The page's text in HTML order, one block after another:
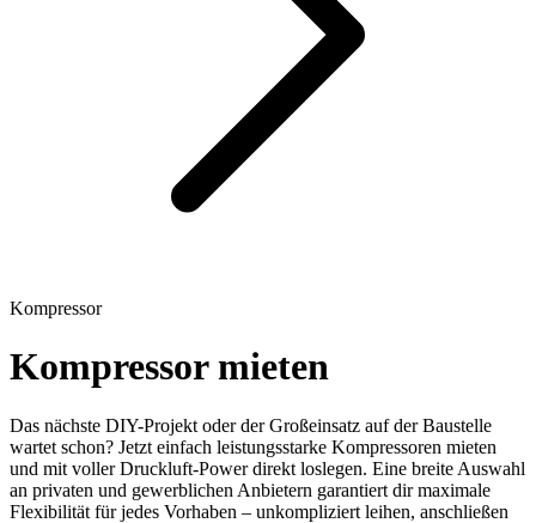
Kompressor
Kompressor mieten
Das nächste DIY-Projekt oder der Großeinsatz auf der Baustelle
wartet schon? Jetzt einfach leistungsstarke Kompressoren mieten
und mit voller Druckluft-Power direkt loslegen. Eine breite Auswahl
an privaten und gewerblichen Anbietern garantiert dir maximale
Flexibilität für jedes Vorhaben – unkompliziert leihen, anschließen